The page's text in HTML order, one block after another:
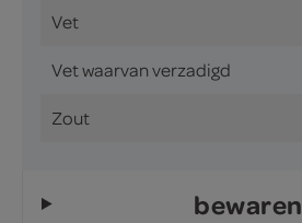
Vet
Vet waarvan verzadigd
Zout
bewaren